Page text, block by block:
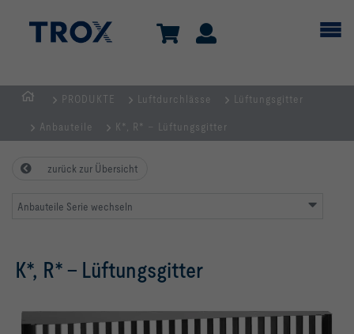
PRODUKTE Luftdurchlässe Lüftungsgitter
Anbauteile K*, R* – Lüftungsgitter
zurück zur Übersicht
Anbauteile Serie wechseln
K*, R* – Lüftungsgitter